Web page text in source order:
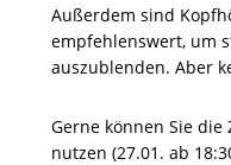
Außerdem sind
empfehlenswert, um
auszublenden. Aber
Gerne können Sie
nutzen (27.01. ab